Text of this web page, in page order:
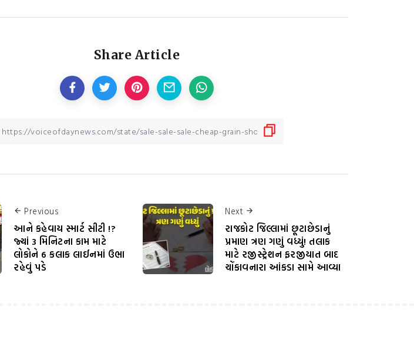
Share Article
Previous
આને કહેવાય સ્માર્ટ સીટી !?
જ્યાં 3 મિનિટના કામ માટે
લોકોને 6 કલાક લાઈનમાં ઉભા
રહેવું પડે
Next
રાજકોટ જિલ્લામાં છૂટાછેડાનું
પ્રમાણ ત્રણ ગણું વધ્યું! તલાક
માટે રજીસ્ટ્રેશન ફરજીયાત બાદ
ચોંકાવનારા આંકડા સામે આવ્યા